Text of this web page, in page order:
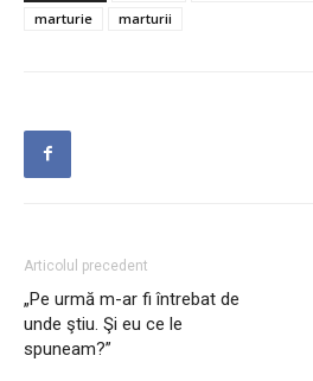
marturie
marturii
Articolul precedent
„Pe urmă m-ar fi întrebat de
unde ştiu. Şi eu ce le
spuneam?”